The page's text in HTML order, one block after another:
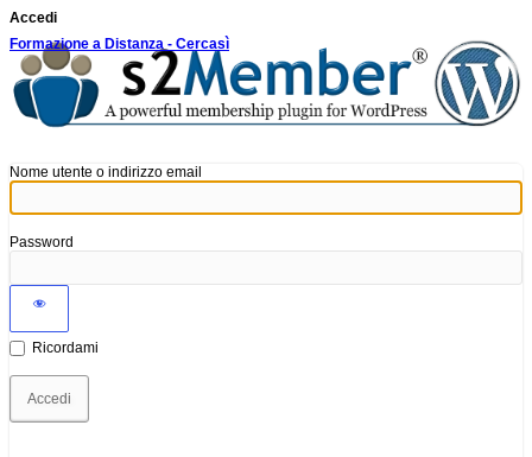
Accedi
Formazione a Distanza - Cercasì
Nome utente o indirizzo email
Password
Ricordami